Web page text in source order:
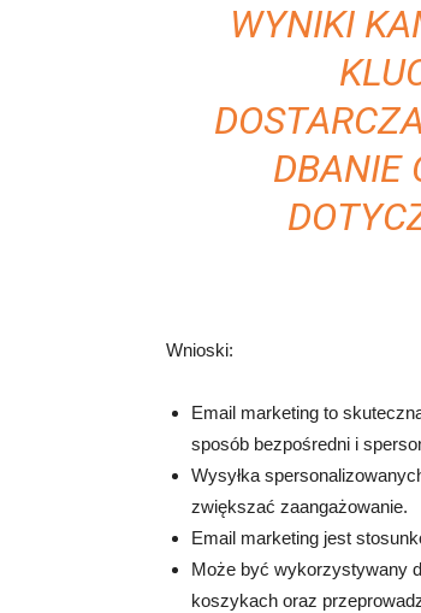
WYNIKI
DBANIE
Wnioski:
Email marketing to
sposób bezpośredni i
Wysyłka
zwiększać zaangażowanie.
Email marketing jest
Może być wykorzystywany
koszykach oraz